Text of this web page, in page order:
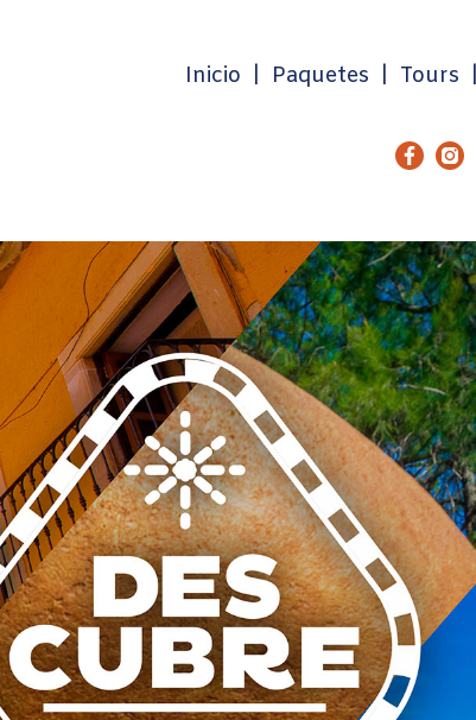
Inicio Paquetes Tours